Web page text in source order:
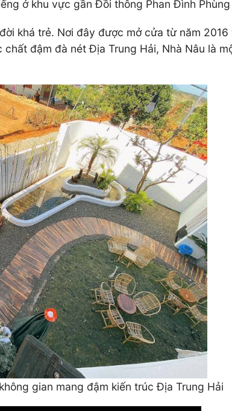
ở khu vực gần Đồi thông Phan Đình Phùng
khá trẻ. Nơi đây được mở cửa từ năm
đậm đà nét Địa Trung Hải, Nhà Nâu là
gian mang đậm kiến trúc Địa Trung Hải